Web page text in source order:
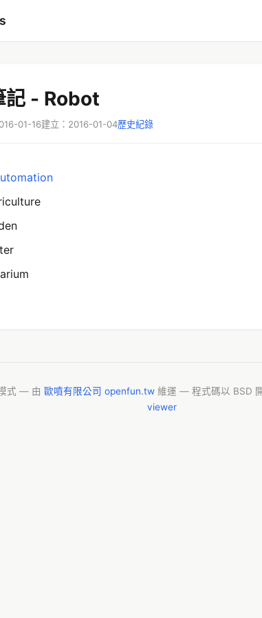
記 - Robot
01-16建立：2016-01-04歷史紀錄
式 — 由 歐噴有限公司 openfun.tw 維運 — 程式碼以 BSD
viewer